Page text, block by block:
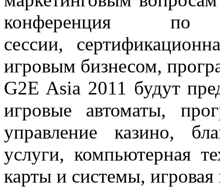
конференция по
сессии,
игровым бизнесом,
G2E Asia 2011 будут
игровые автоматы,
управление казино,
услуги, компьютерная
карты и системы,